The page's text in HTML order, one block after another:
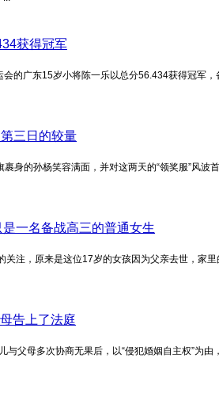
获得冠军
的广东15岁小将陈一乐以总分56.434获得冠军，
三日的较量
身的孙杨笑容满面，并对这两天的“领奖服”风波
一名备战高三的普通女生
关注，原来是这位17岁的女孩因为父亲去世，家里
告上了法庭
父母多次协商无果后，以“侵犯婚姻自主权”为由